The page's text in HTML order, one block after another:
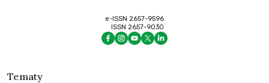
e-ISSN 2657-9596
ISSN 2657-9030
Tematy